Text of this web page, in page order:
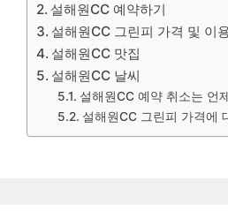
설해원CC 예약하기
설해원CC 그린피 가격 및 이
설해원CC 맛집
설해원CC 날씨
설해원CC 예약 취소는 언
설해원CC 그린피 가격에